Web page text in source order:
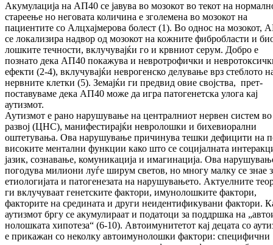
Акумулација на АП40 се јавува во мозокот во текот на
стареење но неговата ко­ли­чина е зголемена во мозокот на
пациентите со Алцхајмерова болест (1). Во однос на мозо­кот,
се локализира над­вор од мозокот на кожните фибробласти и
лош­ките течности, вклучувајќи го и крвниот серум. Добро е
познато дека АП40 покажува и невротрофички и
ефекти (2-4), вклучувајќи нев­ро­генско делување врз стеблото
нервните клетки (5). Земајќи ги предвид овие својства, прет­
поставуваме дека АП40 мо­же да игра патогенетска улога кај
аутизмот.
Аутизмот е рано нарушување на централниот нер­вен систем во
развој (ЦНС), манифестирајќи невролошки и бихевиорални
оштетувања. Ова нарушување причинува тешки дефицити на
ви­соките ментални функции како што се со­ци­јал­ната
јазик, сознавање, комуни­ка­ција и имагинација. Ова
по­го­ду­ва милиони луѓе ширум светов, но многу мал­ку се знае
етиологијата и патогенезата на нарушувањето. Актуелните
ги вклучу­ва­ат генетските фактори, имунолошките факто­ри,
факторите на средината и други неиден­ти­фи­кувани фактори.
аутизмот бргу се акуму­ли­раат и податоци за поддршка на
но­лош­ката хипотеза“ (6-10). Автоимунитетот кај децата со
е прикажан со неколку авто­им­унолошки фактори: специфични